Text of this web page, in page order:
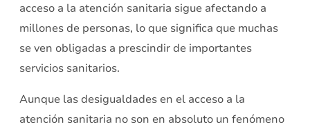
acceso a la atención sanitaria sigue afectando a
millones de personas, lo que significa que muchas
se ven obligadas a prescindir de importantes
servicios sanitarios.
Aunque las desigualdades en el acceso a la
atención sanitaria no son en absoluto un fenómeno